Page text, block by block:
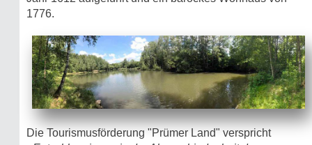
1776.
Die Tourismusförderung "Prümer Land" verspricht